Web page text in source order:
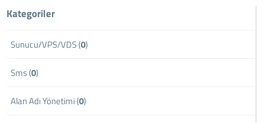
Kategoriler
Sunucu/VPS/VDS (0)
Sms (0)
Alan Adı Yönetimi (0)